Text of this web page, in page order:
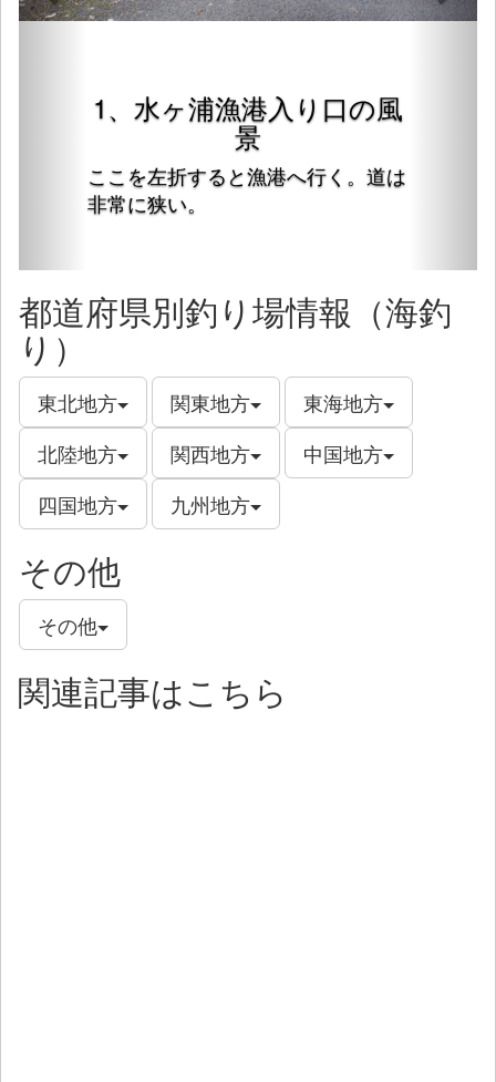
1、水ヶ浦漁港入り口の風
景
ここを左折すると漁港へ行く。道は
非常に狭い。
都道府県別釣り場情報（海釣
り）
東北地方 関東地方
東海地方
北陸地方
関西地方
中国地方
四国地方
九州地方
その他
その他
関連記事はこちら